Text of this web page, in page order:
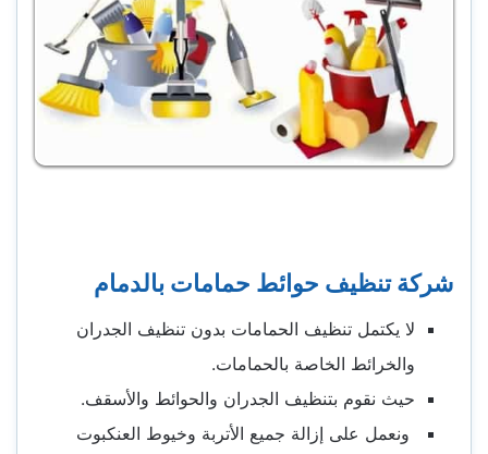
شركة تنظيف حوائط حمامات بالدمام
لا يكتمل تنظيف الحمامات بدون تنظيف الجدران
والخرائط الخاصة بالحمامات.
حيث نقوم بتنظيف الجدران والحوائط والأسقف.
ونعمل على إزالة جميع الأتربة وخيوط العنكبوت